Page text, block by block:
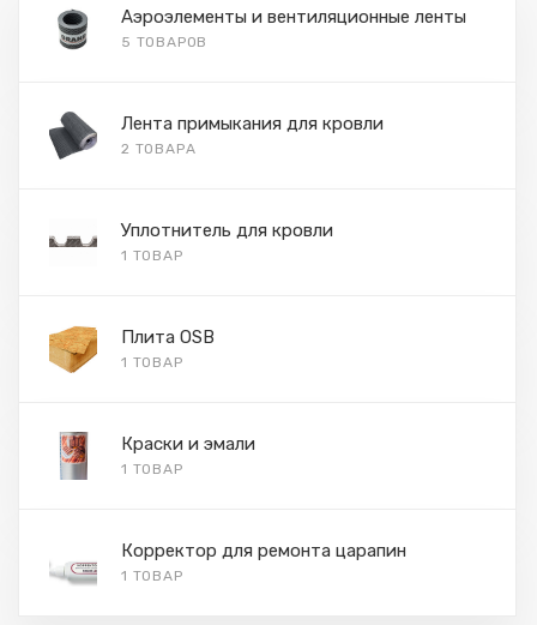
Аэроэлементы и вентиляционные ленты
5 ТОВАРОВ
Лента примыкания для кровли
2 ТОВАРА
Уплотнитель для кровли
1 ТОВАР
Плита OSB
1 ТОВАР
Краски и эмали
1 ТОВАР
Корректор для ремонта царапин
1 ТОВАР